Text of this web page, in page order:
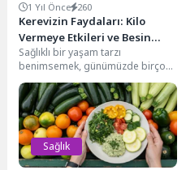
1 Yıl Önce 260
Kerevizin Faydaları: Kilo
Vermeye Etkileri ve Besin
Değeri Nedir?
Sağlıklı bir yaşam tarzı
benimsemek, günümüzde birçok
kişinin öncelikleri arasında yer
alıyor. Özellikle kilo kontrolü...
Sağlık